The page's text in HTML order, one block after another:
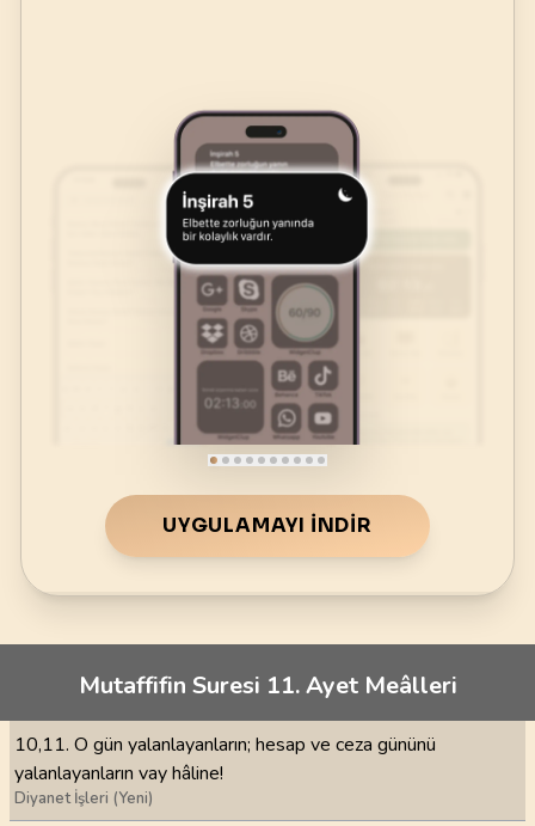
UYGULAMAYI İNDIR
Mutaffifin Suresi 11. Ayet Meâlleri
10,11. O gün yalanlayanların; hesap ve ceza gününü
yalanlayanların vay hâline!
Diyanet İşleri (Yeni)